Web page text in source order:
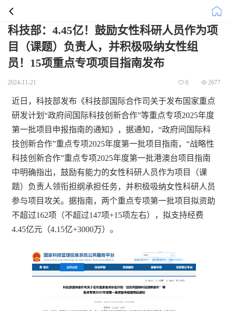
科技部：4.45亿！鼓励女性科研人员作为项
目（课题）负责人，并积极吸纳女性组
员！15项重点专项项目指南发布
2024-11-21 0 2677
近日，科技部发布《科技部国际合作司关于发布国家重点
研发计划“政府间国际科技创新合作”等重点专项2025年度
第一批项目申报指南的通知》，据通知，“政府间国际科
技创新合作”重点专项2025年度第一批项目指南，“战略性
科技创新合作”重点专项2025年度第一批港澳台项目指南
中明确指出，鼓励有能力的女性科研人员作为项目（课
题）负责人领衔担纲承担任务，并积极吸纳女性科研人员
参与项目攻关。据指南，两个重点专项第一批项目拟资助
不超过162项（不超过147项+15项左右），拟支持经费
4.45亿元（4.15亿+3000万）。